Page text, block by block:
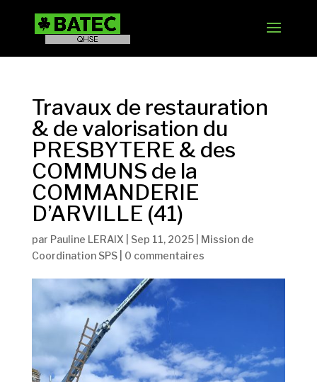
Travaux de restauration
& de valorisation du
PRESBYTERE & des
COMMUNS de la
COMMANDERIE
D’ARVILLE (41)
par Pauline LERAIX Sep 11, 2025| Mission de
Coordination SPS| 0 commentaires